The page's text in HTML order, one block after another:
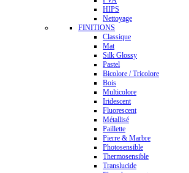
HIPS
Nettoyage
FINITIONS
Classique
Mat
Silk Glossy
Pastel
Bicolore / Tricolore
Bois
Multicolore
Iridescent
Fluorescent
Métallisé
Paillette
Pierre & Marbre
Photosensible
Thermosensible
Translucide